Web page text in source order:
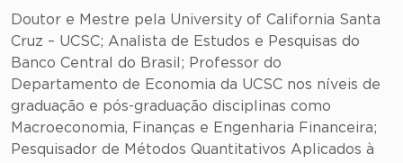
Doutor e Mestre pela University of California Santa
Cruz – UCSC; Analista de Estudos e Pesquisas do
Banco Central do Brasil; Professor do
Departamento de Economia da UCSC nos níveis de
graduação e pós-graduação disciplinas como
Macroeconomia, Finanças e Engenharia Financeira;
Pesquisador de Métodos Quantitativos Aplicados à